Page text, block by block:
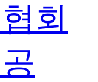
회